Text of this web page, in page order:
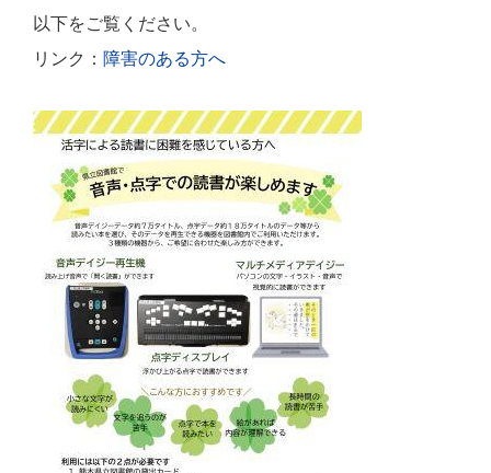
以下をご覧ください。
リンク： 障害のある方へ